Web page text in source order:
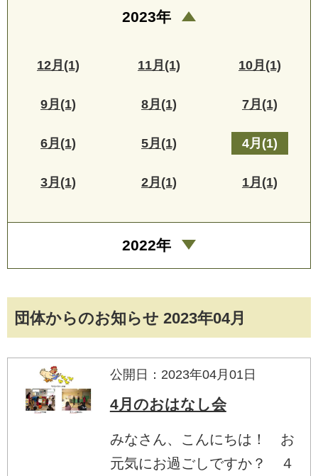
団体からのお知らせ 2023年04月
公開日：2023年04月01日
4月のおはなし会
みなさん、こんにちは！ お
元気にお過ごしですか？ ４
2023年
12月(1) 11月(1) 10月(1)
9月(1) 8月(1) 7月(1)
6月(1) 5月(1) 4月(1)
3月(1) 2月(1) 1月(1)
2022年